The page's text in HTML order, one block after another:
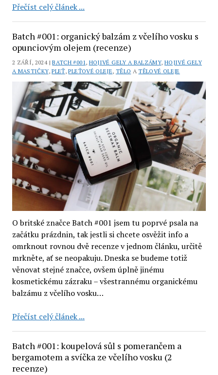
Přečíst celý článek ...Batch
balzám
z
včelího
vosku
s
šípkovým
olejem
a
růží
(recenze)
Batch #001: organický balzám z včelího vosku s
opunciovým olejem (recenze)
2 ZÁŘÍ, 2024 |BATCH #001 , HOJIVÉ GELY A BALZÁMY, HOJIVÉ GELY
A MASTIČKY,PLEŤ,PLEŤOVÉ OLEJE, TĚLO ATĚLOVÉ OLEJE
O britské značce Batch #001 jsem tu poprvé psala na
začátku prázdnin, tak jestli si chcete osvěžit info a
omrknout rovnou dvě recenze v jednom článku, určitě
mrkněte, ať se neopakuju. Dneska se budeme totiž
věnovat stejné značce, ovšem úplně jinému
kosmetickému zázraku – všestrannému organickému
balzámu z včelího vosku…
Přečíst celý článek ...Batch
balzám
z
Batch #001: koupelová sůl s pomerančem a
bergamotem a svíčka ze včelího vosku (2
recenze)